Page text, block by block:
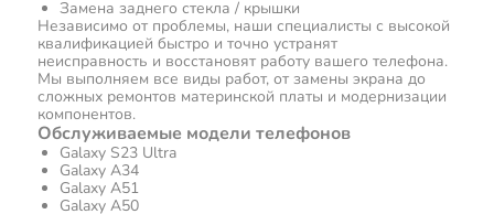
Замена заднего стекла / крышки
Независимо от проблемы, наши специалисты с высокой
квалификацией быстро и точно устранят
неисправность и восстановят работу вашего телефона.
Мы выполняем все виды работ, от замены экрана до
сложных ремонтов материнской платы и модернизации
компонентов.
Обслуживаемые модели телефонов
Galaxy S23 Ultra
Galaxy A34
Galaxy A51
Galaxy A50